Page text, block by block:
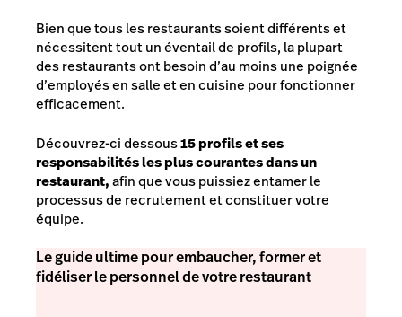
Bien que tous les restaurants soient différents et
nécessitent tout un éventail de profils, la plupart
des restaurants ont besoin d’au moins une poignée
d’employés en salle et en cuisine pour fonctionner
efficacement.
Découvrez-ci dessous15 profils et ses
responsabilités les plus courantes dans un
restaurant,afin que vous puissiez entamer le
processus de recrutement et constituer votre
équipe.
Le guide ultime pour embaucher, former et
fidéliser le personnel de votre restaurant